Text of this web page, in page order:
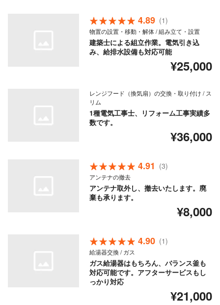
4.89 (1)
物置の設置・移動・解体 / 組み立て・設置
建築士による組立作業。電気引き込
み、給排水設備も対応可能
¥25,000
レンジフード（換気扇）の交換・取り付け / ス
リム
1種電気工事士、リフォーム工事実績多
数です。
¥36,000
4.91 (3)
アンテナの撤去
アンテナ取外し、撤去いたします。廃
棄も承ります。
¥8,000
4.90 (1)
給湯器交換 / ガス
ガス給湯器はもちろん、バランス釜も
対応可能です。アフターサービスもし
っかり対応
¥21,000